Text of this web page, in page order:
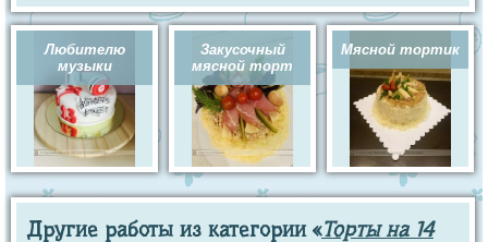
Любителю
музыки
Закусочный
мясной торт
Мясной тортик
Другие работы из категории «Торты на 14